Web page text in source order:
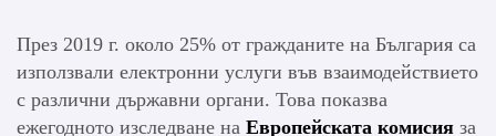
През 2019 г. около 25% от гражданите на България са
използвали електронни услуги във взаимодействието
с различни държавни органи. Това показва
ежегодното изследване на Европейската комисия за